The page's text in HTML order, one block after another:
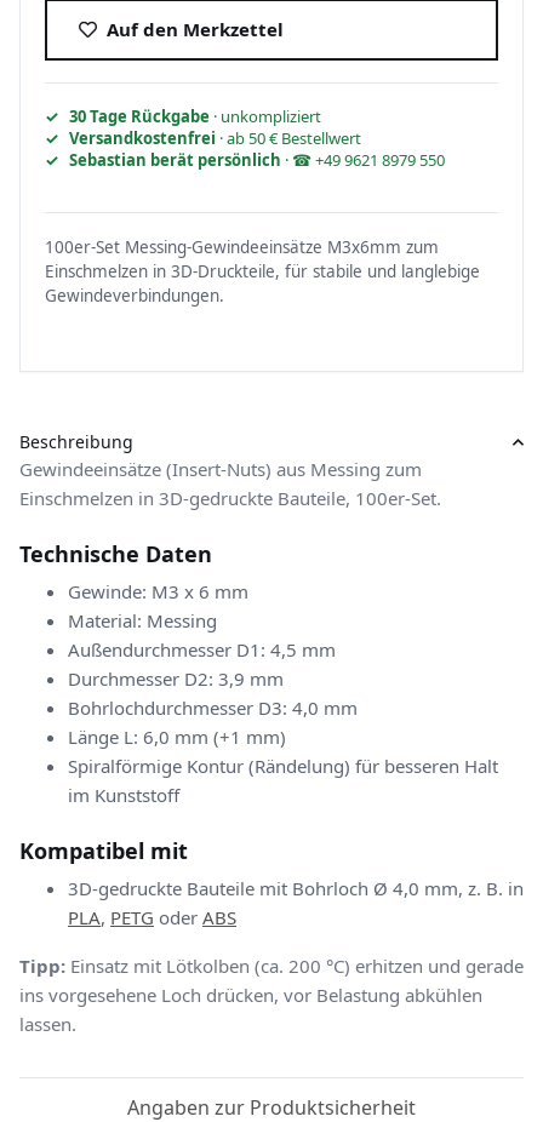
Auf den Merkzettel
30 Tage Rückgabe · unkompliziert
Versandkostenfrei · ab 50 € Bestellwert
Sebastian berät persönlich · ☎ +49 9621 8979 550
100er-Set Messing-Gewindeeinsätze M3x6mm zum
Einschmelzen in 3D-Druckteile, für stabile und langlebige
Gewindeverbindungen.
Beschreibung
Gewindeeinsätze (Insert-Nuts) aus Messing zum
Einschmelzen in 3D-gedruckte Bauteile, 100er-Set.
Technische Daten
Gewinde: M3 x 6 mm
Material: Messing
Außendurchmesser D1: 4,5 mm
Durchmesser D2: 3,9 mm
Bohrlochdurchmesser D3: 4,0 mm
Länge L: 6,0 mm (+1 mm)
Spiralförmige Kontur (Rändelung) für besseren Halt
im Kunststoff
Kompatibel mit
3D-gedruckte Bauteile mit Bohrloch Ø 4,0 mm, z. B. in
PLA, PETG oder ABS
Tipp: Einsatz mit Lötkolben (ca. 200 °C) erhitzen und gerade
ins vorgesehene Loch drücken, vor Belastung abkühlen
lassen.
Angaben zur Produktsicherheit